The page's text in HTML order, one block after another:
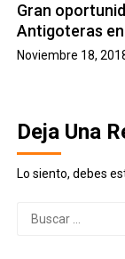
Gran
Antigoteras
Noviembre 18,
Deja Una
Lo siento, debes
Buscar: